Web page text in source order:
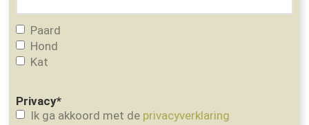
Paard
Hond
Kat
Privacy*
Ik ga akkoord met de privacyverklaring